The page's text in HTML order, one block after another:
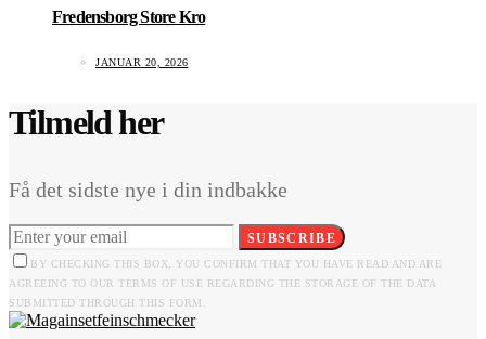
Fredensborg Store Kro
JANUAR 20, 2026
Tilmeld her
Få det sidste nye i din indbakke
SUBSCRIBE
BY CHECKING THIS BOX, YOU CONFIRM THAT YOU HAVE READ AND ARE
AGREEING TO OUR TERMS OF USE REGARDING THE STORAGE OF THE DATA
SUBMITTED THROUGH THIS FORM.